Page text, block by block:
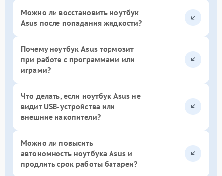
Можно ли восстановить ноутбук
Asus после попадания жидкости?
Почему ноутбук Asus тормозит
при работе с программами или
играми?
Что делать, если ноутбук Asus не
видит USB-устройства или
внешние накопители?
Можно ли повысить
автономность ноутбука Asus и
продлить срок работы батареи?